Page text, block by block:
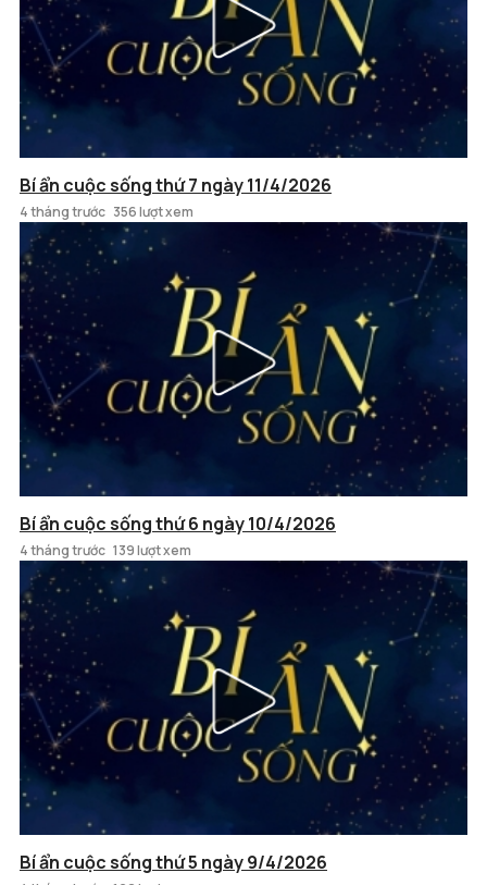
Bí ẩn cuộc sống thứ 7 ngày 11/4/2026
4 tháng trước 356 lượt xem
Bí ẩn cuộc sống thứ 6 ngày 10/4/2026
4 tháng trước 139 lượt xem
Bí ẩn cuộc sống thứ 5 ngày 9/4/2026